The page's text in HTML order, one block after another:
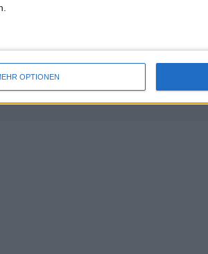
OPTIONEN
Iga Swiatek behauptet, sie
Review-Technologie bei